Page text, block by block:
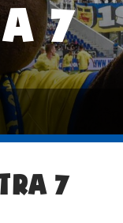
7
7